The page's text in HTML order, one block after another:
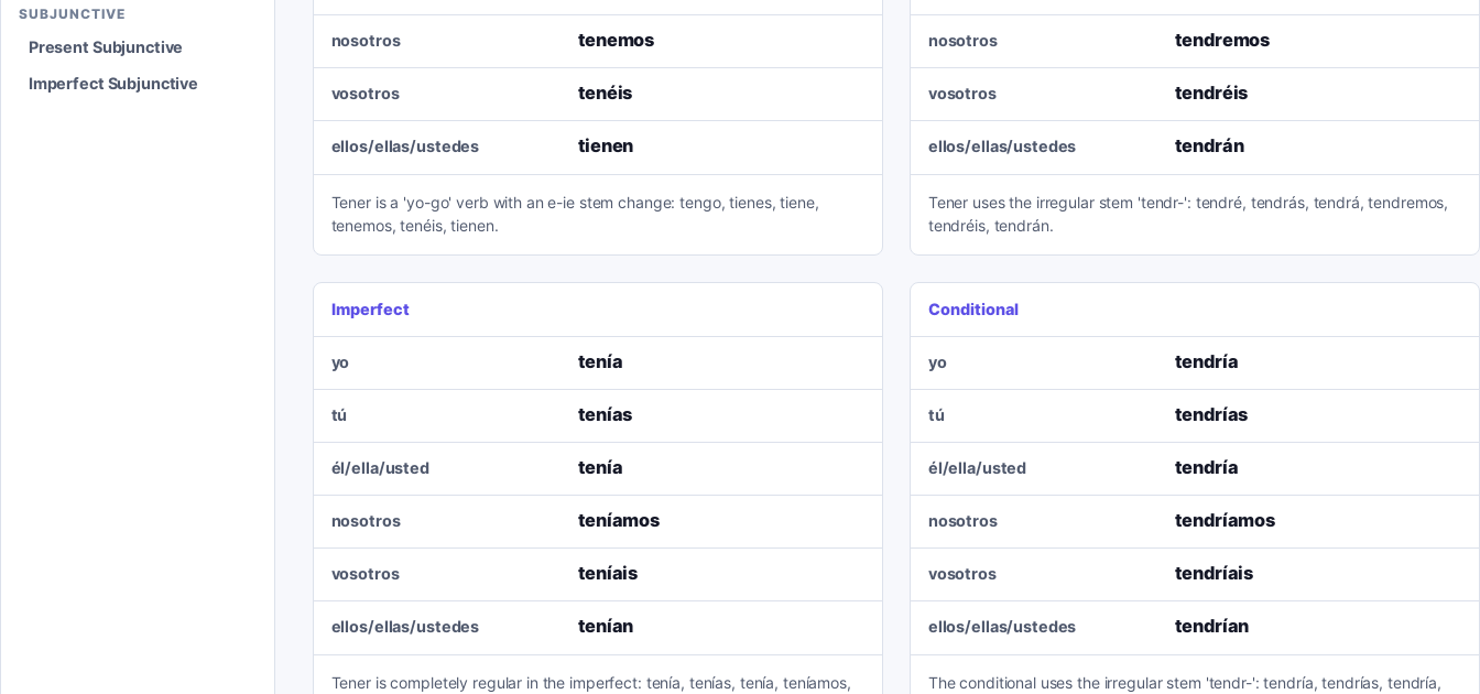
SUBJUNCTIVE
Present Subjunctive
Imperfect Subjunctive
nosotros tenemos
vosotros tenéis
ellos/ellas/ustedes tienen
Tener is a 'yo-go' verb with an e-ie stem change: tengo, tienes, tiene,
tenemos, tenéis, tienen.
nosotros tendremos
vosotros tendréis
ellos/ellas/ustedes tendrán
Tener uses the irregular stem 'tendr-': tendré, tendrás, tendrá, tendremos,
tendréis, tendrán.
Imperfect
yo tenía
tú tenías
él/ella/usted tenía
nosotros teníamos
vosotros teníais
ellos/ellas/ustedes tenían
Tener is completely regular in the imperfect: tenía, tenías, tenía, teníamos,
Conditional
yo tendría
tú tendrías
él/ella/usted tendría
nosotros tendríamos
vosotros tendríais
ellos/ellas/ustedes tendrían
The conditional uses the irregular stem 'tendr-': tendría, tendrías, tendría,